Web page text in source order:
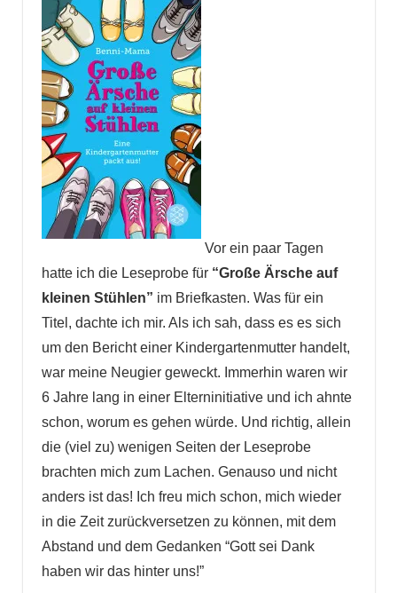
Vor ein paar Tagen
hatte ich die Leseprobe für “Große Ärsche auf
kleinen Stühlen” im Briefkasten. Was für ein
Titel, dachte ich mir. Als ich sah, dass es es sich
um den Bericht einer Kindergartenmutter handelt,
war meine Neugier geweckt. Immerhin waren wir
6 Jahre lang in einer Elterninitiative und ich ahnte
schon, worum es gehen würde. Und richtig, allein
die (viel zu) wenigen Seiten der Leseprobe
brachten mich zum Lachen. Genauso und nicht
anders ist das! Ich freu mich schon, mich wieder
in die Zeit zurückversetzen zu können, mit dem
Abstand und dem Gedanken “Gott sei Dank
haben wir das hinter uns!”